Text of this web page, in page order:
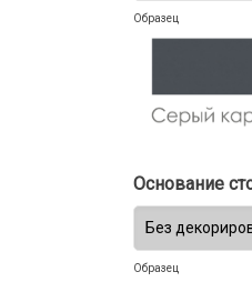
Образец
Основание
Образец